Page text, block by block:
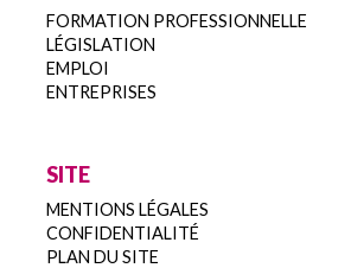
FORMATION PROFESSIONNELLE
LÉGISLATION
EMPLOI
ENTREPRISES
SITE
MENTIONS LÉGALES
CONFIDENTIALITÉ
PLAN DU SITE